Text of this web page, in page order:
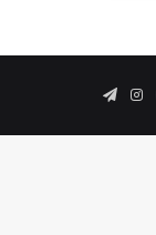
‫YouTubeانستقرام